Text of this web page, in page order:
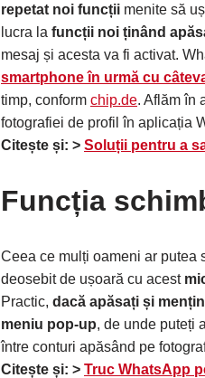
repetat noi funcții menite să
lucra la funcții noi ținând
mesaj și acesta va fi activat.
smartphone în urmă cu
timp, conform chip.de. Aflăm în
fotografiei de profil în aplicația
Citește și: > Soluții pentru a
Funcția
Ceea ce mulți oameni ar putea
deosebit de ușoară cu acest
Practic, dacă apăsați și
meniu pop-up, de unde puteți
între conturi apăsând pe
Citește și: > Truc WhatsApp